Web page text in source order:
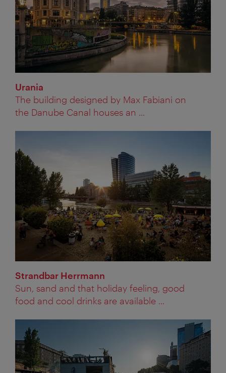
Urania
The building designed by Max Fabiani on
the Danube Canal houses an ...
Strandbar Herrmann
Sun, sand and that holiday feeling, good
food and cool drinks are available ...